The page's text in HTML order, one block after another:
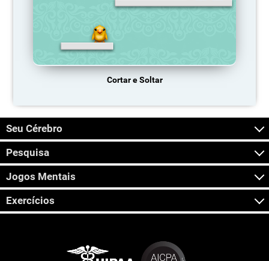
Cortar e Soltar
Seu Cérebro
Pesquisa
Jogos Mentais
Exercícios